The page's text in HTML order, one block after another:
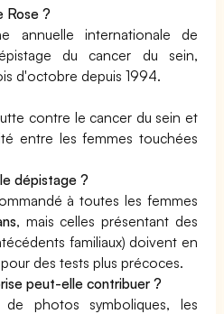
Rose ?
annuelle internationale de
du cancer du sein,
d'octobre depuis 1994.
contre le cancer du sein et
entre les femmes touchées
dépistage ?
à toutes les femmes
, mais celles présentant des
familiaux) doivent en
des tests plus précoces.
peut-elle contribuer ?
de photos symboliques, les